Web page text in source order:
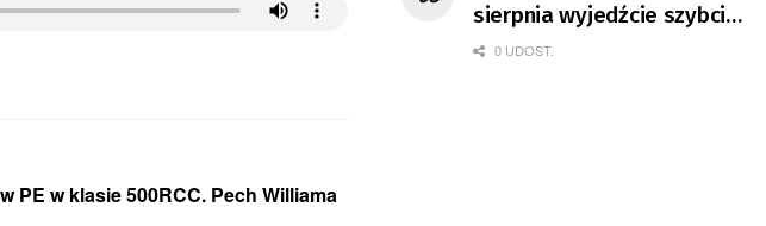
PE w klasie 500RCC. Pech Williama
sierpnia wyjedźcie szybciej
z domów
0 UDOST.